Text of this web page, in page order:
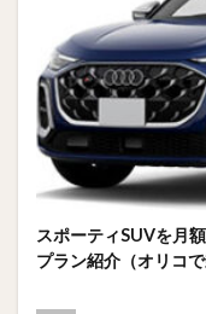
スポーティSUVを月
プラン紹介（オリコで